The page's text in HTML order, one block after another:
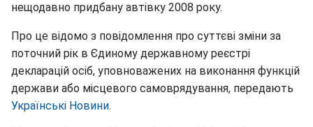
нещодавно придбану автівку 2008 року.
Про це відомо з повідомлення про суттєві зміни за
поточний рік в Єдиному державному реєстрі
декларацій осіб, уповноважених на виконання функцій
держави або місцевого самоврядування, передають
Українські Новини.